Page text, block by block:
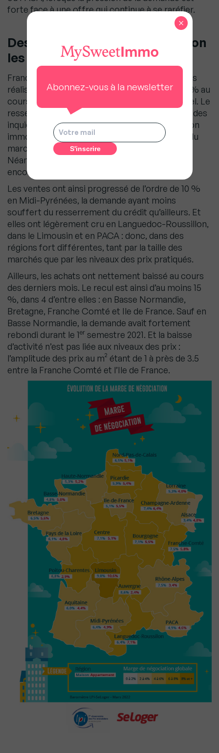
forte face à une offre qui continue à se raréfier.
Des évolutions différentes selon
les régions
France entière, les achats de logements anciens
réalisés par des particuliers ont reculé de 13.4 % au
cours des 3 derniers mois, en glissement annuel. Le
resserrement de l’accès au crédit et la montée des
inquiétudes parmi les candidats à une acquisition
immobilière sont venus à bout du dynamisme du
marché, pratiquement partout sur le territoire.
Néanmoins, dans certaines régions l’activité a
encore résisté.
Les ventes ont ainsi progressé de l’ordre de 10 %
en Midi-Pyrénées, la demande ayant moins
souffert du resserrement du crédit qu’ailleurs. Et
elles ont légèrement cru en Languedoc-Roussillon,
dans le Limousin et en PACA : donc, dans des
régions fort différentes, tant par la taille des
marchés que par les niveaux des prix pratiqués.
Ailleurs, les achats ont nettement baissé au cours
des derniers mois. Le recul est ainsi d’au moins 15
%, dans 4 d’entre elles : en Basse Normandie,
Bretagne, Franche Comté et Ile de France. Sauf en
Basse Normandie, la demande avait fortement
rebondi durant le 1er semestre 2021. Et la baisse
d’activité n’est pas liée aux niveaux des prix :
l’amplitude des prix au m² étant de 1 à près de 3.5
entre la Franche Comté et l’Ile de France.
Abonnez-vous à la newsletter
×